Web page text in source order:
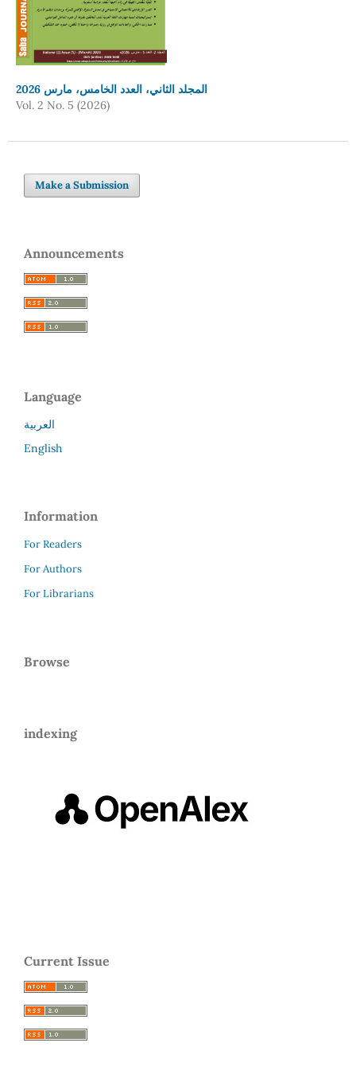
المجلد الثاني، العدد الخامس، مارس 2026
Vol. 2 No. 5 (2026)
Make a Submission
Announcements
Language
العربية
English
Information
For Readers
For Authors
For Librarians
Browse
indexing
Current Issue